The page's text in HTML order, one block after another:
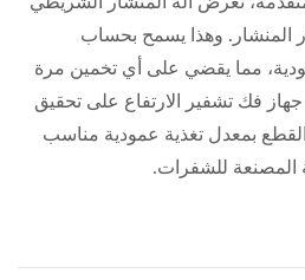
المنشار. وهذا يسمح بحساب
مما يقضي على أي تخمين مرة
فك تشفير الارتفاع على تحقيق
بمعدل تغذية عمودية مناسب
للشفرات.